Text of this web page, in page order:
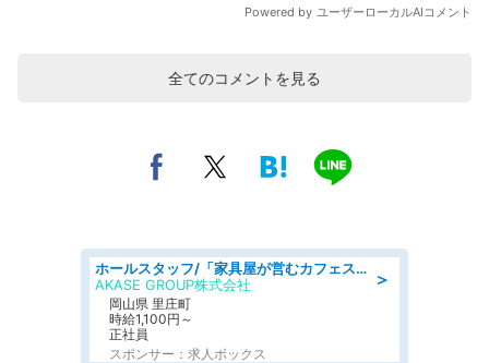
全てのコメントを見る
＞
ホールスタッフ/「家具屋が営むカフェスタッフ!」週2日～OK!嬉しいまかない付き/岡山県/浅口郡里庄町
AKASE GROUP株式会社
岡山県 里庄町
時給1,100円～
正社員
スポンサー：求人ボックス